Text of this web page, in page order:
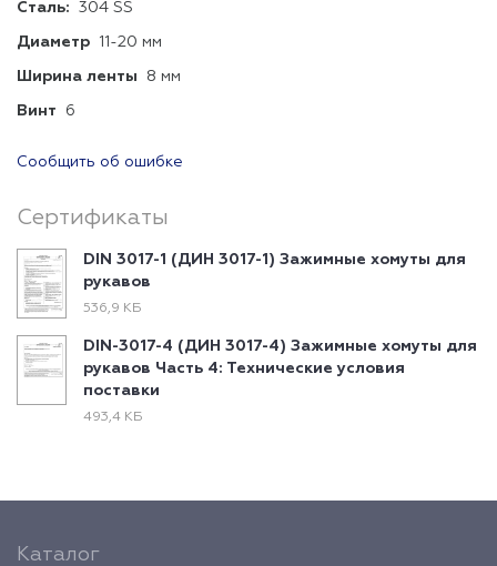
Сталь: 304 SS
Диаметр 11-20 мм
Ширина ленты 8 мм
Винт 6
Сообщить об ошибке
Сертификаты
DIN 3017-1 (ДИН 3017-1) Зажимные хомуты для
рукавов
536,9 КБ
DIN-3017-4 (ДИН 3017-4) Зажимные хомуты для
рукавов Часть 4: Технические условия
поставки
493,4 КБ
Каталог